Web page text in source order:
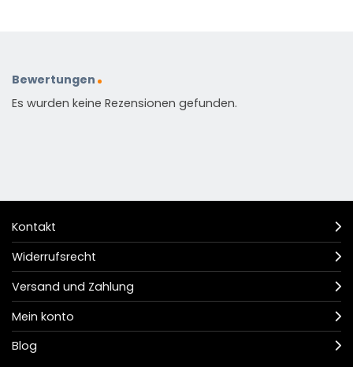
Bewertungen
Es wurden keine Rezensionen gefunden.
Kontakt
Widerrufsrecht
Versand und Zahlung
Mein konto
Blog